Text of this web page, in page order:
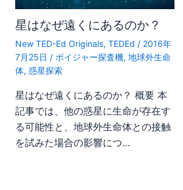
星はなぜ遠くにあるのか？
New TED-Ed Originals,TEDEd / 2016年
7月25日/ボイジャー探査機,地球外生命
体,惑星探索
星はなぜ遠くにあるのか？ 概要 本
記事では、他の惑星に生命が存在す
る可能性と、地球外生命体との接触
を試みた場合の影響につ…